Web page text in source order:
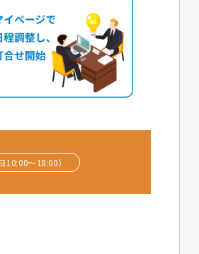
〜18:00）